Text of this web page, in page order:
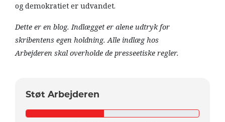
og demokratiet er udvandet.
Dette er en blog. Indlægget er alene udtryk for
skribentens egen holdning. Alle indlæg hos
Arbejderen skal overholde de presseetiske regler.
Støt Arbejderen